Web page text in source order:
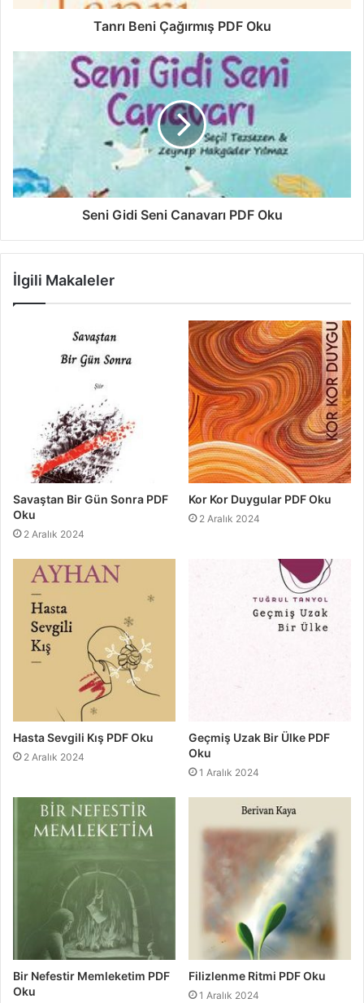
Tanrı Beni Çağırmış PDF Oku
Seni Gidi Seni Canavarı PDF Oku
İlgili Makaleler
Savaştan Bir Gün Sonra PDF
Oku
2 Aralık 2024
Kor Kor Duygular PDF Oku
2 Aralık 2024
Hasta Sevgili Kış PDF Oku
2 Aralık 2024
Geçmiş Uzak Bir Ülke PDF
Oku
1 Aralık 2024
Bir Nefestir Memleketim PDF
Oku
Filizlenme Ritmi PDF Oku
1 Aralık 2024